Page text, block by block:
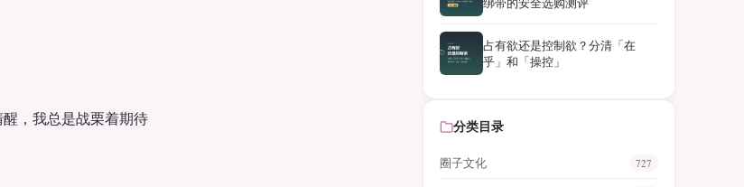
，我总是战栗着期待
占有欲还是控制欲？分清「在
乎」和「操控」
分类目录
圈子文化 727